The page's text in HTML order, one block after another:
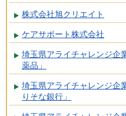
株式会社旭クリエイト
ケアサポート株式会社
埼玉県アライチャレンジ企
薬品」
埼玉県アライチャレンジ企
りそな銀行」